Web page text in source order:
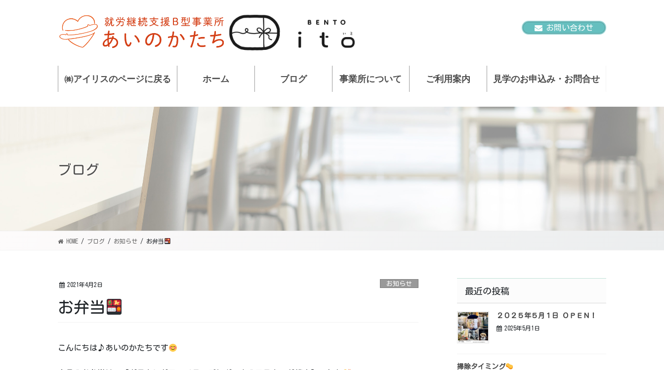
お問い合わせ
㈱アイリスのページに戻る ホーム ブログ 事業所について ご利用案内 見学のお申込み・お問合せ
ブログ
HOME ブログ お知らせ お弁当
2021年4月2日 お知らせ
お弁当
こんにちは♪あいのかたちです
最近の投稿
２０２５年５月１日 ＯＰＥＮ！
2025年5月1日
掃除タイミング